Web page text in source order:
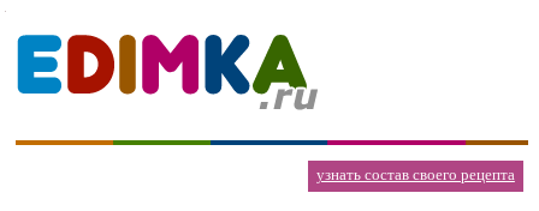
узнать состав своего рецепта